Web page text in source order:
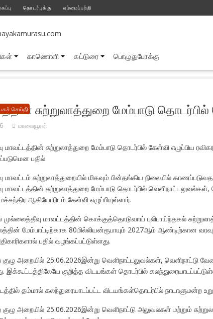
தொடர்புக்கு எம்மைப்பற்றி
காணொளி கட்டுரை பொழுதுபோக்கு
செய்திசுற்றுலாத்துறை மேம்பாடு தொடர்பில்
மாவையூரன்
மாவட்டத்தின் சுற்றுலாத்துறை மேம்பாடு தொடர்பில் கேள்வி எழுப்பிய
பதில்
மாவட்டம் சுற்றுலாத்துறையில் மிகவும் பின்தங்கிய நிலையில்
மாவட்டத்தின் சுற்றுலாத்துறை மேம்பாடு தொடர்பில்
ஆகியோரிடம் கேள்வி எழுப்பியுள்ளார்.
முல்லைத்தீவு மாவட்டத்தின் கொக்குத்தொடுவாய் புலிபாய்ந்தகல்
மேம்பாட்டிற்காக 80மில்லியன்ரூபாயும் 2027ஆம் ஆண்டிற்கான
பதில் வழங்கப்பட்டுள்ளது.
குழு அறையில் 25.06.2026இன்று வெளிநாட்டலுவல்கள், வெளிநாட்டு
இக்கூட்டத்திலேயே குறித்த விடயங்கள் தொடர்பில்
தம்மால் கலந்துரையாடப்பட்ட விடயங்கள்தொடர்பில் நாடாளுமன்ற
குழு அறையில் 25.06.2026இன்று வெளிநாட்டு அலுவலகள் மற்றும்